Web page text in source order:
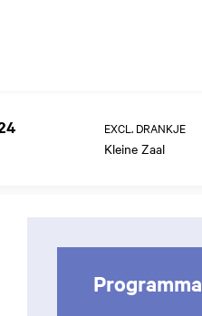
EXCL. DRANKJE
Kleine Zaal
Programma